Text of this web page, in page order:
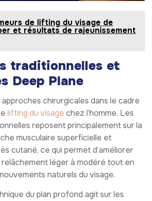
de lifting du visage de
et résultats de rajeunissement
traditionnelles et
Deep Plane
chirurgicales dans le cadre
lifting du visage chez l’homme. Les
reposent principalement sur la
musculaire superficielle et
cutané, ce qui permet d’améliorer
léger à modéré tout en
naturels du visage.
du plan profond agit sur les